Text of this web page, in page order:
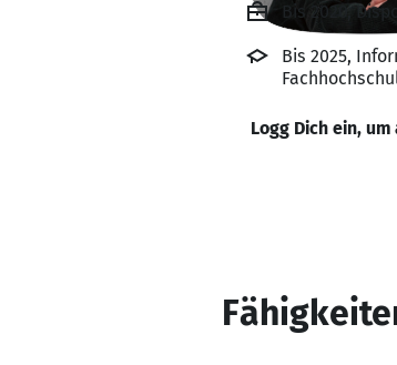
Bis 2020,
Bis 2025,
Logg Dich ein,